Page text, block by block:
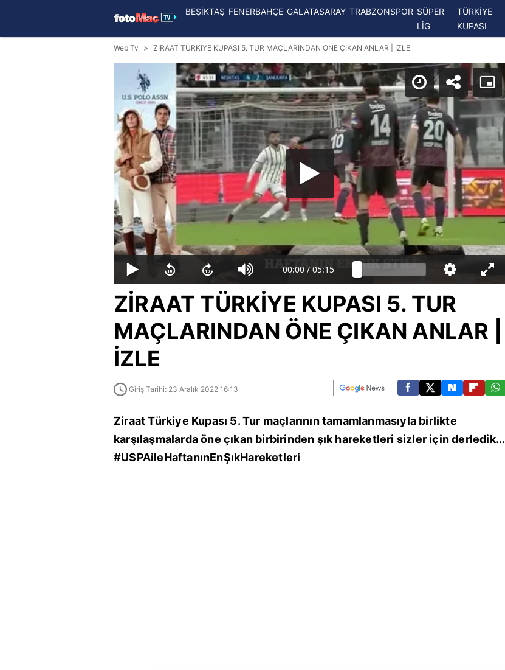
BEŞİKTAŞ FENERBAHÇE GALATASARAY TRABZONSPOR SÜPER
LİG
TÜRKİYE
KUPASI
Web Tv ZİRAAT TÜRKİYE KUPASI 5. TUR MAÇLARINDAN ÖNE ÇIKAN ANLAR | İZLE
00:00 / 05:15
ZİRAAT TÜRKİYE KUPASI 5. TUR
MAÇLARINDAN ÖNE ÇIKAN ANLAR |
İZLE
Giriş Tarihi: 23 Aralık 2022 16:13
Ziraat Türkiye Kupası 5. Tur maçlarının tamamlanmasıyla birlikte
karşılaşmalarda öne çıkan birbirinden şık hareketleri sizler için derledik...
#USPAileHaftanınEnŞıkHareketleri